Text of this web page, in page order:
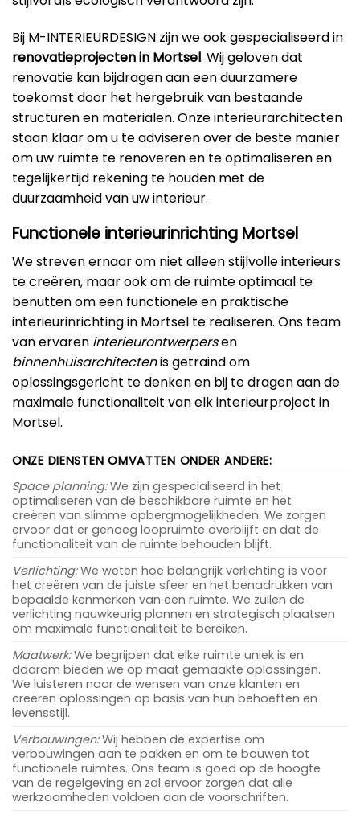
Bij M-INTERIEURDESIGN zijn we ook gespecialiseerd in
renovatieprojecten in Mortsel. Wij geloven dat
renovatie kan bijdragen aan een duurzamere
toekomst door het hergebruik van bestaande
structuren en materialen. Onze interieurarchitecten
staan klaar om u te adviseren over de beste manier
om uw ruimte te renoveren en te optimaliseren en
tegelijkertijd rekening te houden met de
duurzaamheid van uw interieur.
Functionele interieurinrichting Mortsel
We streven ernaar om niet alleen stijlvolle interieurs
te creëren, maar ook om de ruimte optimaal te
benutten om een functionele en praktische
interieurinrichting in Mortsel te realiseren. Ons team
van ervaren interieurontwerpersen
binnenhuisarchitectenis getraind om
oplossingsgericht te denken en bij te dragen aan de
maximale functionaliteit van elk interieurproject in
Mortsel.
ONZE DIENSTEN OMVATTEN ONDER ANDERE:
Space planning:We zijn gespecialiseerd in het
optimaliseren van de beschikbare ruimte en het
creëren van slimme opbergmogelijkheden. We zorgen
ervoor dat er genoeg loopruimte overblijft en dat de
functionaliteit van de ruimte behouden blijft.
Verlichting:We weten hoe belangrijk verlichting is voor
het creëren van de juiste sfeer en het benadrukken van
bepaalde kenmerken van een ruimte. We zullen de
verlichting nauwkeurig plannen en strategisch plaatsen
om maximale functionaliteit te bereiken.
Maatwerk:We begrijpen dat elke ruimte uniek is en
daarom bieden we op maat gemaakte oplossingen.
We luisteren naar de wensen van onze klanten en
creëren oplossingen op basis van hun behoeften en
levensstijl.
Verbouwingen:Wij hebben de expertise om
verbouwingen aan te pakken en om te bouwen tot
functionele ruimtes. Ons team is goed op de hoogte
van de regelgeving en zal ervoor zorgen dat alle
werkzaamheden voldoen aan de voorschriften.